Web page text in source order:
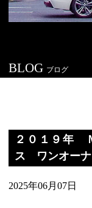
BLOG ブログ
２０１９年
ス ワンオー
2025年06月07日